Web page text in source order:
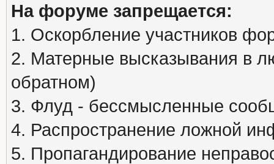
На форуме запрещается:
1. Оскорбление участников
2. Матерные высказывания в
обратном)
3. Флуд - бессмысленные
4. Распространение ложной
5. Пропагандирование